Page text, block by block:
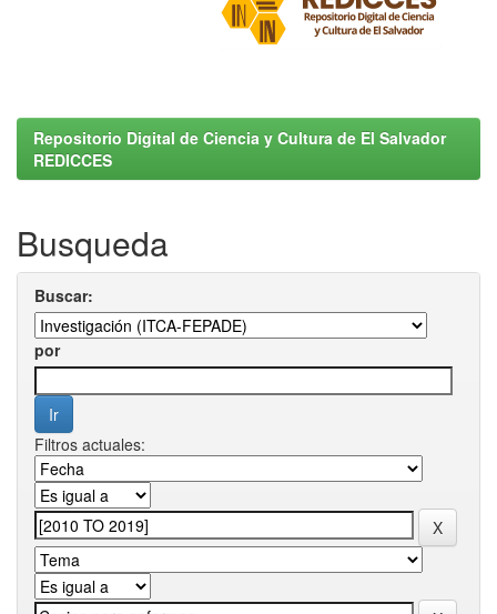
Repositorio Digital de Ciencia y Cultura de El Salvador
REDICCES
Busqueda
Buscar:
por
Filtros actuales: